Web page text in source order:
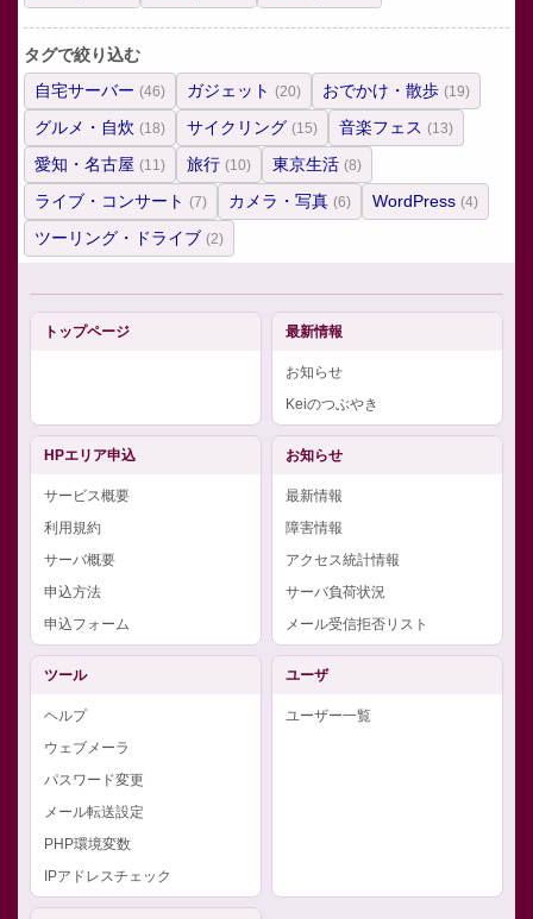
タグで絞り込む
自宅サーバー (46) ガジェット (20) おでかけ・散歩 (19)
グルメ・自炊 (18) サイクリング (15) 音楽フェス (13)
愛知・名古屋 (11) 旅行 (10) 東京生活 (8)
ライブ・コンサート (7) カメラ・写真 (6) WordPress (4)
ツーリング・ドライブ (2)
トップページ 最新情報
お知らせ
Keiのつぶやき
HPエリア申込
サービス概要
利用規約
サーバ概要
申込方法
申込フォーム
お知らせ
最新情報
障害情報
アクセス統計情報
サーバ負荷状況
メール受信拒否リスト
ツール
ヘルプ
ウェブメーラ
パスワード変更
メール転送設定
PHP環境変数
IPアドレスチェック
ユーザ
ユーザー一覧